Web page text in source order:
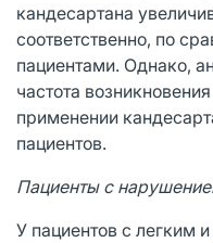
кандесартана
соответственно, по
пациентами. Однако,
частота
применении
пациентов.
Пациенты с
У пациентов с легким